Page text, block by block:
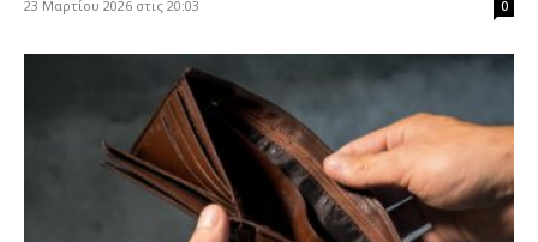
23 Μαρτίου 2026 στις 20:03 0